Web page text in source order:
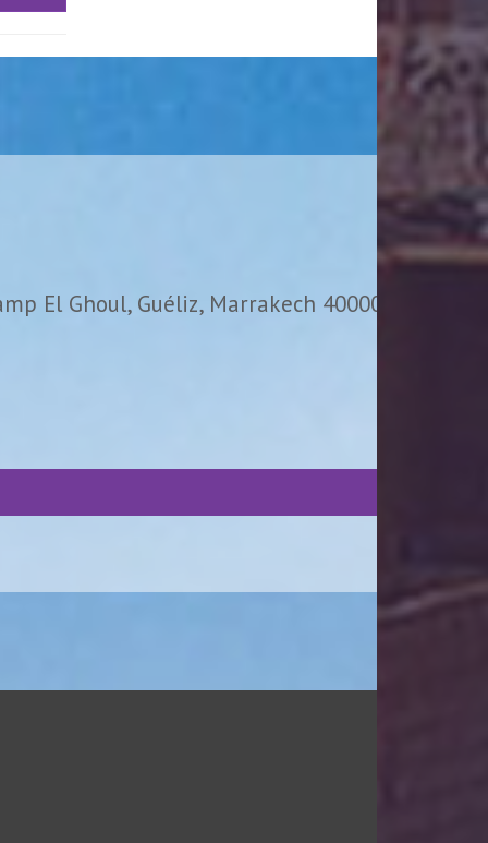
El Ghoul, Guéliz, Marrakech 40000,